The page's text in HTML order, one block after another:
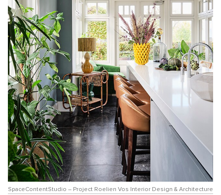
SpaceContentStudio – Project Roelien Vos Interior Design & Architecture